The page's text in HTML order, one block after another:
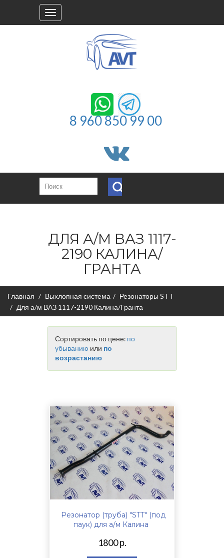
Toggle
navigation
8 960 850 99 00
ДЛЯ А/М ВАЗ 1117-
2190 КАЛИНА/
ГРАНТА
Главная Выхлопная система
Резонаторы STT
Для а/м ВАЗ 1117-2190 Калина/Гранта
Сортировать по цене: по
убыванию или по
возрастанию
Резонатор (труба) "STT" (под
паук) для а/м Калина
1800 р.